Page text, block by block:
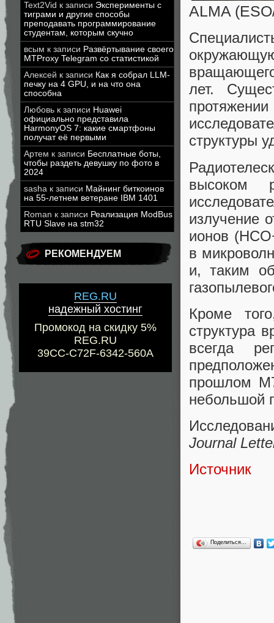
Text2Vid к записи Эксперименты с
тиграми и другие способы
преподавать программирование
студентам, которым скучно
всым к записи Развёртывание своего
MTProxy Telegram со статистикой
Алексей к записи Как я собрал LLM-
печку на 4 GPU, и на что она
способна
Любовь к записи Huawei
официально представила
HarmonyOS 7: какие смартфоны
получат её первыми
Артем к записи Бесплатные боты,
чтобы раздеть девушку по фото в
2024
sasha к записи Майнинг биткоинов
на 55-летнем ветеране IBM 1401
Roman к записи Реализация ModBus
RTU Slave на stm32
РЕКОМЕНДУЕМ
REG.RU
надежный хостинг
Промокод на скидку 5%
REG.RU
39CC-C72F-6342-560A
ALMA
лет.
структуры
высоком
излучение
ионов
в
и, таким
Кроме
структура
всегда
прошлом
небольшой
Journal
Источник
Поделиться…